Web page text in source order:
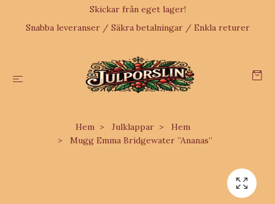
Skickar från eget lager!
Snabba leveranser / Säkra betalningar / Enkla returer
Hem Julklappar
Hem
Mugg Emma Bridgewater ”Ananas”